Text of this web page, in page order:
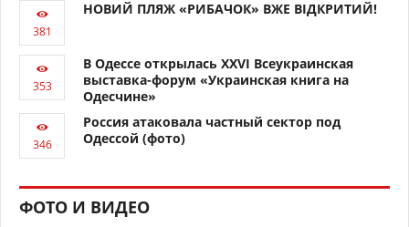
НОВИЙ ПЛЯЖ «РИБАЧОК» ВЖЕ ВІДКРИТИЙ!
В Одессе открылась XXVI Всеукраинская
выставка-форум «Украинская книга на
Одесчине»
Россия атаковала частный сектор под
Одессой (фото)
ФОТО И ВИДЕО